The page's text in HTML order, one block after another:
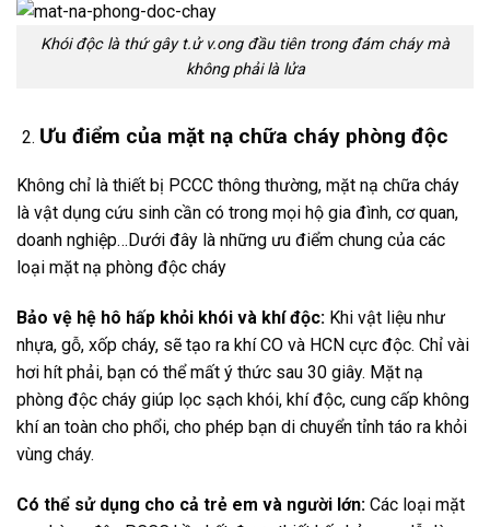
Khói độc là thứ gây t.ử v.ong đầu tiên trong đám cháy mà
không phải là lửa
Ưu điểm của mặt nạ chữa cháy phòng độc
Không chỉ là thiết bị PCCC thông thường, mặt nạ chữa cháy
là vật dụng cứu sinh cần có trong mọi hộ gia đình, cơ quan,
doanh nghiệp…Dưới đây là những ưu điểm chung của các
loại mặt nạ phòng độc cháy
Bảo vệ hệ hô hấp khỏi khói và khí độc: Khi vật liệu như
nhựa, gỗ, xốp cháy, sẽ tạo ra khí CO và HCN cực độc. Chỉ vài
hơi hít phải, bạn có thể mất ý thức sau 30 giây. Mặt nạ
phòng độc cháy giúp lọc sạch khói, khí độc, cung cấp không
khí an toàn cho phổi, cho phép bạn di chuyển tỉnh táo ra khỏi
vùng cháy.
Có thể sử dụng cho cả trẻ em và người lớn: Các loại mặt